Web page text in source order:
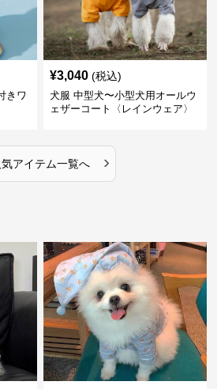
きワ
¥3,040 (税込)
犬服 中型犬〜小型犬用オールウ
ェザーコート〈レインウェア〉
気アイテム一覧へ ›